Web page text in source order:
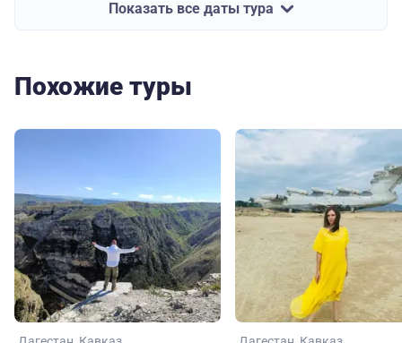
Показать все даты тура
Похожие туры